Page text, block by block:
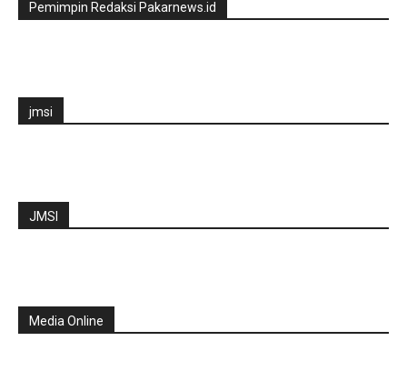
Pemimpin Redaksi Pakarnews.id
jmsi
JMSI
Media Online